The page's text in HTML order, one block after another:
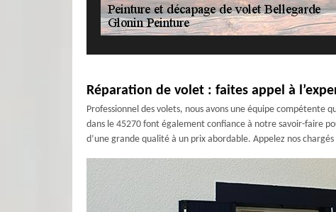
Réparation de volet : faites appel à
Professionnel des volets, nous avons une équipe
dans le 45270 font également confiance à notre savoir-faire
d’une grande qualité à un prix abordable. Appelez nos